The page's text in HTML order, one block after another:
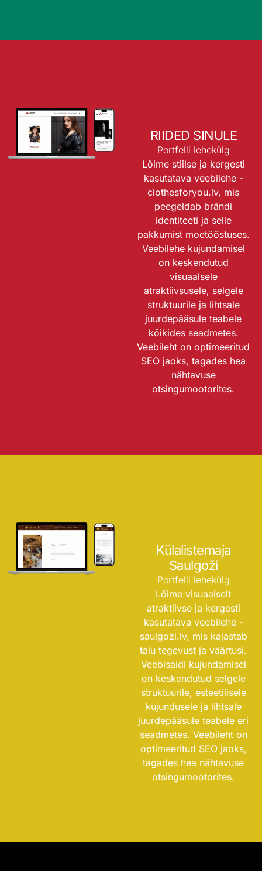
RIIDED SINULE
Portfelli lehekülg
Lõime stiilse ja kergesti
kasutatava veebilehe -
clothesforyou.lv, mis
peegeldab brändi
identiteeti ja selle
pakkumist moetööstuses.
Veebilehe kujundamisel
on keskendutud
visuaalsele
atraktiivsusele, selgele
struktuurile ja lihtsale
juurdepääsule teabele
kõikides seadmetes.
Veebileht on optimeeritud
SEO jaoks, tagades hea
nähtavuse
otsingumootorites.
Külalistemaja
Saulgoži
Portfelli lehekülg
Lõime visuaalselt
atraktiivse ja kergesti
kasutatava veebilehe -
saulgozi.lv, mis kajastab
talu tegevust ja väärtusi.
Veebisaidi kujundamisel
on keskendutud selgele
struktuurile, esteetilisele
kujundusele ja lihtsale
juurdepääsule teabele eri
seadmetes. Veebileht on
optimeeritud SEO jaoks,
tagades hea nähtavuse
otsingumootorites.